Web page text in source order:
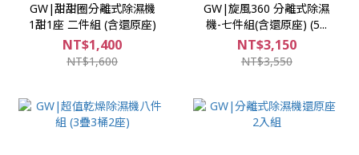
GW|甜甜圈分離式除濕機
1甜1座 二件組 (含還原座)
NT$1,400
NT$1,600
GW|旋風360 分離式除濕
機-七件組(含還原座) (5...
NT$3,150
NT$3,550